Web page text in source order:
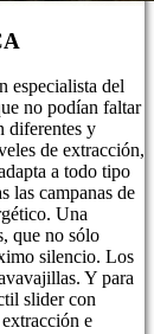
especialista del
no podían faltar
diferentes y
de extracción,
a todo tipo
las campanas de
Una
que no sólo
silencio. Los
Y para
slider con
e